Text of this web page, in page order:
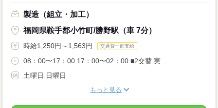
製造（組立・加工）
福岡県鞍手郡小竹町/勝野駅（車 7分）
時給1,250円～1,563円 交通費一部支給
08：00〜17：00 17：00〜02：00 ■2交替 実...
土曜日 日曜日
もっと見る